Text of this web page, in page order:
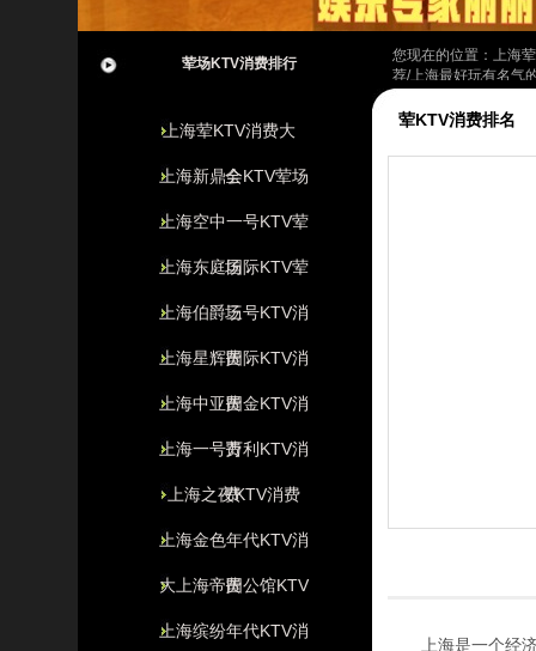
荤场KTV消费排行
上海荤KTV消费大
全
上海新鼎会KTV荤场
上海空中一号KTV荤
场
上海东庭国际KTV荤
场
上海伯爵三号KTV消
费
上海星辉国际KTV消
费
上海中亚国金KTV消
费
上海一号万利KTV消
费
上海之夜KTV消费
上海金色年代KTV消
费
大上海帝国公馆KTV
上海缤纷年代KTV消
您现在的位置： 上海
荐/上海最好玩有名气
荤KTV消费排名
上海是一个经济